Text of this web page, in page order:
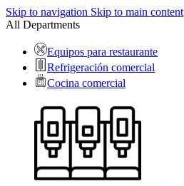
Skip to navigation Skip to main content
All Departments
Equipos para restaurante
Refrigeración comercial
Cocina comercial